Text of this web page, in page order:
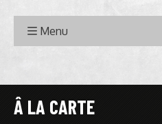
Menu
Â LA CARTE